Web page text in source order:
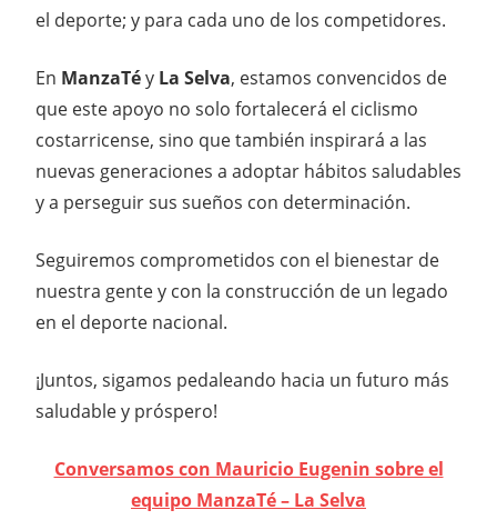
el deporte; y para cada uno de los competidores.
En ManzaTéy La Selva, estamos convencidos de
que este apoyo no solo fortalecerá el ciclismo
costarricense, sino que también inspirará a las
nuevas generaciones a adoptar hábitos saludables
y a perseguir sus sueños con determinación.
Seguiremos comprometidos con el bienestar de
nuestra gente y con la construcción de un legado
en el deporte nacional.
¡Juntos, sigamos pedaleando hacia un futuro más
saludable y próspero!
Conversamos con Mauricio Eugenin sobre el
equipo ManzaTé – La Selva